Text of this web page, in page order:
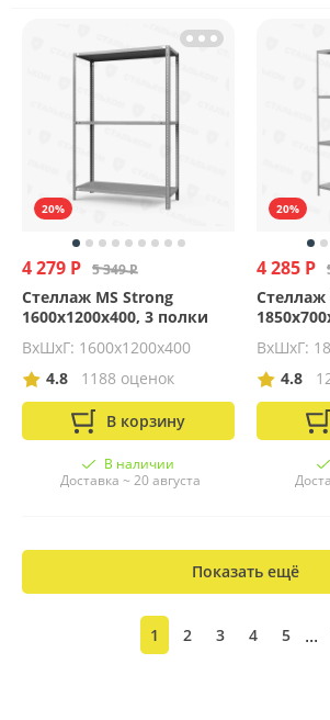
20%
4 279 Р 5 349 Р
Стеллаж MS Strong
1600х1200х400, 3 полки
ВхШхГ: 1600x1200x400
4.8
1188 оценок
В корзину
В наличии
Доставка ~ 20 августа
20%
4 285 Р
Стеллаж
ВхШхГ:
4.8
Показать ещё
1 2 3 4 5 ...